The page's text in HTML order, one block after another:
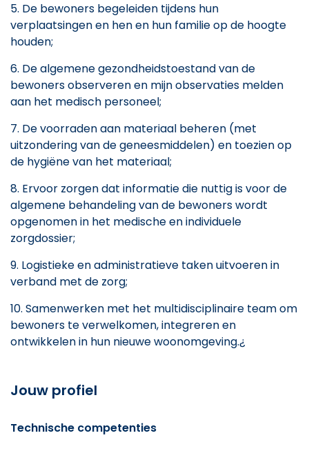
De bewoners begeleiden tijdens hun
verplaatsingen en hen en hun familie op de hoogte
houden;
De algemene gezondheidstoestand van de
bewoners observeren en mijn observaties melden
aan het medisch personeel;
De voorraden aan materiaal beheren (met
uitzondering van de geneesmiddelen) en toezien op
de hygiëne van het materiaal;
Ervoor zorgen dat informatie die nuttig is voor de
algemene behandeling van de bewoners wordt
opgenomen in het medische en individuele
zorgdossier;
Logistieke en administratieve taken uitvoeren in
verband met de zorg;
Samenwerken met het multidisciplinaire team om
bewoners te verwelkomen, integreren en
ontwikkelen in hun nieuwe woonomgeving.¿
Jouw profiel
Technische competenties